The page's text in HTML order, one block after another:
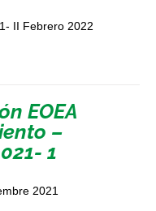
II Febrero 2022
EOEA
–
1
2021